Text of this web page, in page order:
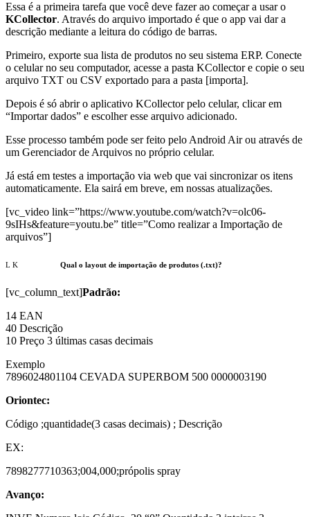
Essa é a primeira tarefa que você deve fazer ao começar a usar o
KCollector. Através do arquivo importado é que o app vai dar a
descrição mediante a leitura do código de barras.
Primeiro, exporte sua lista de produtos no seu sistema ERP. Conecte
o celular no seu computador, acesse a pasta KCollector e copie o seu
arquivo TXT ou CSV exportado para a pasta [importa].
Depois é só abrir o aplicativo KCollector pelo celular, clicar em
“Importar dados” e escolher esse arquivo adicionado.
Esse processo também pode ser feito pelo Android Air ou através de
um Gerenciador de Arquivos no próprio celular.
Já está em testes a importação via web que vai sincronizar os itens
automaticamente. Ela sairá em breve, em nossas atualizações.
[vc_video link=”https://www.youtube.com/watch?v=olc06-
9sIHs&feature=youtu.be” title=”Como realizar a Importação de
arquivos”]
Qual o layout de importação de produtos (.txt)?
[vc_column_text]Padrão:
14 EAN
40 Descrição
10 Preço 3 últimas casas decimais
Exemplo
7896024801104 CEVADA SUPERBOM 500 0000003190
Oriontec:
Código ;quantidade(3 casas decimais) ; Descrição
EX:
7898277710363;004,000;própolis spray
Avanço: